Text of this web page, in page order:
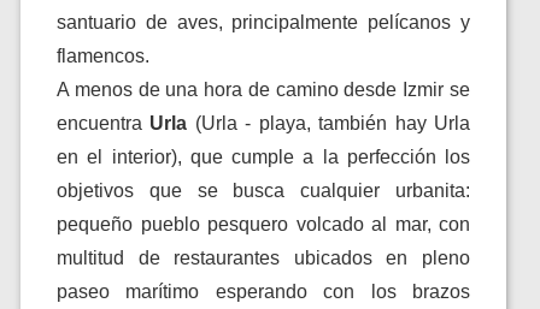
santuario de aves, principalmente pelícanos y
flamencos.
A menos de una hora de camino desde Izmir se
encuentra Urla (Urla - playa, también hay Urla
en el interior), que cumple a la perfección los
objetivos que se busca cualquier urbanita:
pequeño pueblo pesquero volcado al mar, con
multitud de restaurantes ubicados en pleno
paseo marítimo esperando con los brazos